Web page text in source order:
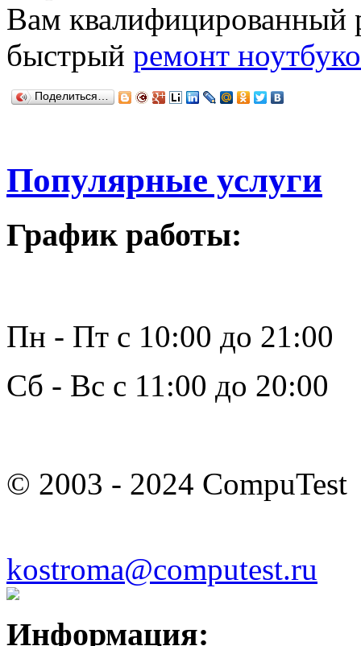
Вам квалифицированный
быстрый ремонт
Поделиться…
Популярные услуги
График работы:
Пн - Пт с 10:00 до 21:00
Сб - Вс с 11:00 до 20:00
© 2003 - 2024 CompuTest
kostroma@computest.ru
Информация: